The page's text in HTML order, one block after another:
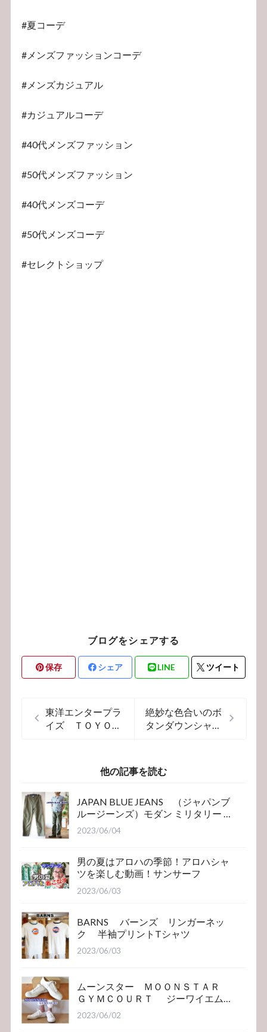
#夏コーデ
#メンズファッションコーデ
#メンズカジュアル
#カジュアルコーデ
#40代メンズファッション
#50代メンズファッション
#40代メンズコーデ
#50代メンズコーデ
#セレクトショップ
ブログをシェアする
保存 シェア LINE ツイート
東洋エンタープラ
イズ ＴＯＹＯ
Ｅ ギャリソン
絶妙な色合いのボ
タンダウンシャツ
グのシャツ
他の記事を読む
JAPAN BLUE JEANS （ジャパンブ
ルージーンズ）モダン ミリタリー ベ
イカーパンツ
2023/06/04
男の夏はアロハの季節！アロハシャ
ツを楽しむ動画！サンサーフ
2023/06/03
BARNS バーンズ リンガーネッ
ク 半袖プリントTシャツ
2023/06/03
ムーンスター ＭＯＯＮＳＴＡＲ
ＧＹＭＣＯＵＲＴ ジーワイエム
コート
2023/06/02